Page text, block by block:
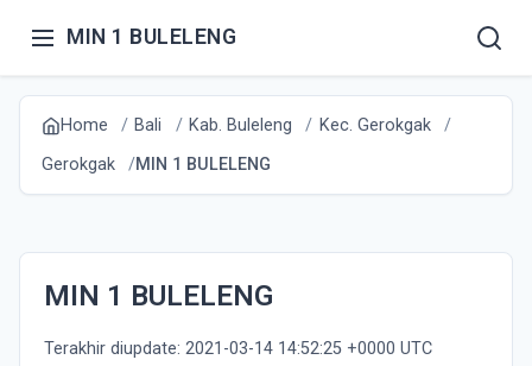
MIN 1 BULELENG
Home Bali Kab. Buleleng
Kec. Gerokgak
Gerokgak
MIN 1 BULELENG
MIN 1 BULELENG
Terakhir diupdate: 2021-03-14 14:52:25 +0000 UTC